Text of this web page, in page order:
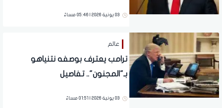
03 يونية 2026 | 05:46 مساءً
عالم
ترامب يعترف بوصفه نتنياهو
بـ"المجنون".. تفاصيل
03 يونية 2026 | 01:51 مساءً